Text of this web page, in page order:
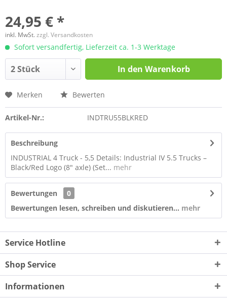
24,95 € *
inkl. MwSt.zzgl. Versandkosten
Sofort versandfertig, Lieferzeit ca. 1-3 Werktage
In den Warenkorb
Merken Bewerten
Artikel-Nr.: INDTRU55BLKRED
Beschreibung
INDUSTRIAL 4 Truck - 5,5 Details: Industrial IV 5.5 Trucks –
Black/Red Logo (8" axle) (Set... mehr
Bewertungen
0
Bewertungen lesen, schreiben und diskutieren... mehr
Service Hotline
Shop Service
Informationen